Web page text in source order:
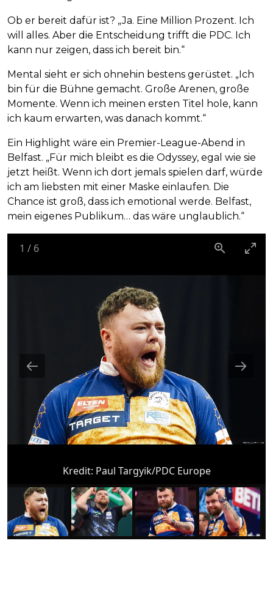
Ob er bereit dafür ist? „Ja. Eine Million Prozent. Ich
will alles. Aber die Entscheidung trifft die PDC. Ich
kann nur zeigen, dass ich bereit bin.“
Mental sieht er sich ohnehin bestens gerüstet. „Ich
bin für die Bühne gemacht. Große Arenen, große
Momente. Wenn ich meinen ersten Titel hole, kann
ich kaum erwarten, was danach kommt.“
Ein Highlight wäre ein Premier-League-Abend in
Belfast. „Für mich bleibt es die Odyssey, egal wie sie
jetzt heißt. Wenn ich dort jemals spielen darf, würde
ich am liebsten mit einer Maske einlaufen. Die
Chance ist groß, dass ich emotional werde. Belfast,
mein eigenes Publikum… das wäre unglaublich.“
1 / 6
Kredit: Paul Targyik/PDC Europe